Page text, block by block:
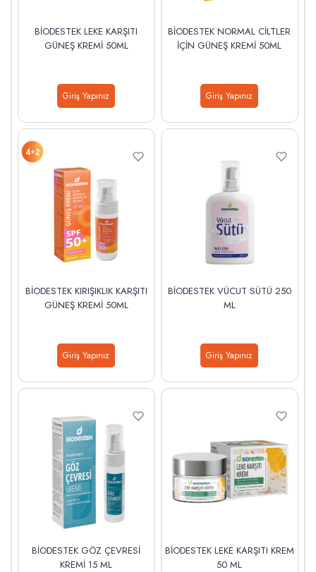
BİODESTEK LEKE KARŞITI
GÜNEŞ KREMİ 50ML
Giriş Yapınız
BİODESTEK NORMAL CİLTLER
İÇİN GÜNEŞ KREMİ 50ML
Giriş Yapınız
BİODESTEK KIRIŞIKLIK KARŞITI
GÜNEŞ KREMİ 50ML
Giriş Yapınız
BİODESTEK VÜCUT SÜTÜ 250
ML
Giriş Yapınız
BİODESTEK GÖZ ÇEVRESİ
KREMİ 15 ML
BİODESTEK LEKE KARŞITI KREM
50 ML